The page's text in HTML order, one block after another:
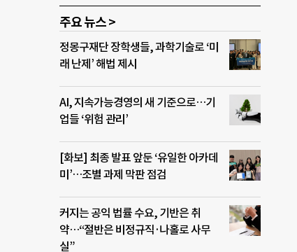
주요 뉴스 >
정몽구재단 장학생들, 과학기술로 ‘미
래 난제’ 해법 제시
AI, 지속가능경영의 새 기준으로…기
업들 ‘위험 관리’
[화보] 최종 발표 앞둔 ‘유일한 아카데
미’…조별 과제 막판 점검
커지는 공익 법률 수요, 기반은 취
약…“절반은 비정규직·나홀로 사무
실”